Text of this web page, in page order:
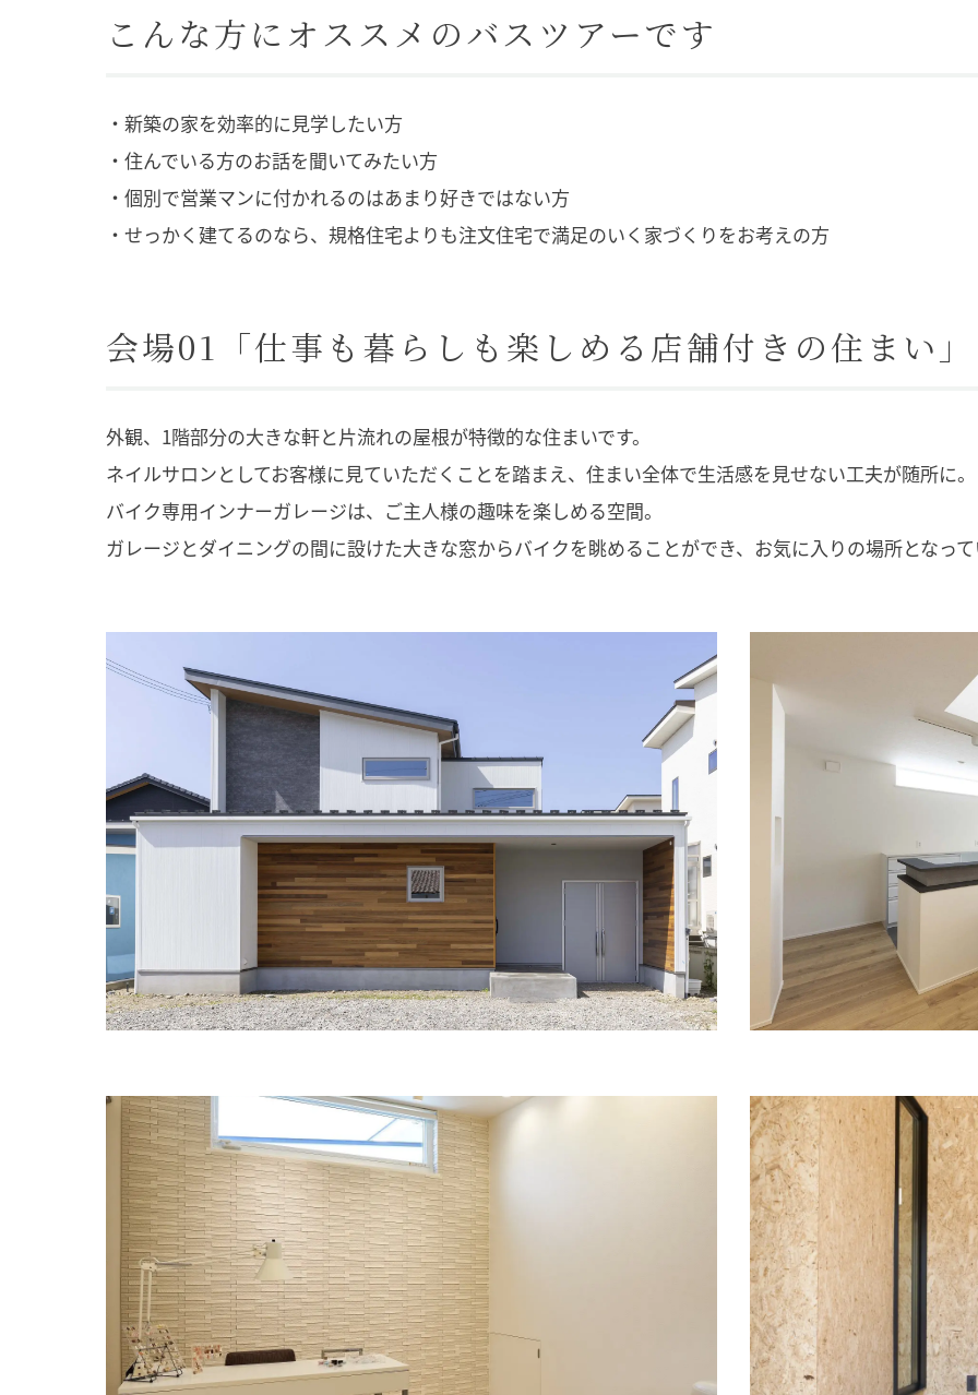
こんな方にオススメのバスツアーです
・新築の家を効率的に見学したい方
・住んでいる方のお話を聞いてみたい方
・個別で営業マンに付かれるのはあまり好きではない方
・せっかく建てるのなら、規格住宅よりも注文住宅で満足のいく家づくりをお考えの方
会場01「仕事も暮らしも楽しめる店舗付きの住まい」
外観、1階部分の大きな軒と片流れの屋根が特徴的な住まいです。
ネイルサロンとしてお客様に見ていただくことを踏まえ、住まい全体で生活感を見せない工夫が随所に。
バイク専用インナーガレージは、ご主人様の趣味を楽しめる空間。
ガレージとダイニングの間に設けた大きな窓からバイクを眺めることができ、お気に入りの場所となっ